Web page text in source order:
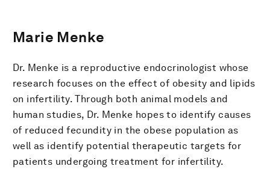
Marie Menke
Dr. Menke is a reproductive endocrinologist whose
research focuses on the effect of obesity and lipids
on infertility. Through both animal models and
human studies, Dr. Menke hopes to identify causes
of reduced fecundity in the obese population as
well as identify potential therapeutic targets for
patients undergoing treatment for infertility.